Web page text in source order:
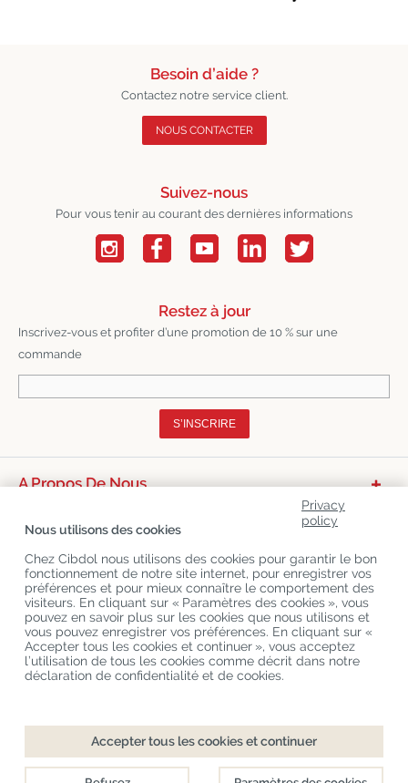
Besoin d’aide ?
Contactez notre service client.
NOUS CONTACTER
Suivez-nous
Pour vous tenir au courant des dernières informations
Restez à jour
Inscrivez-vous et profiter d’une promotion de 10 % sur une
commande
S’INSCRIRE
A Propos De Nous
Derniers Blogs
Privacy
policy
Nous utilisons des cookies
Chez Cibdol nous utilisons des cookies pour garantir le bon
fonctionnement de notre site internet, pour enregistrer vos
préférences et pour mieux connaître le comportement des
visiteurs. En cliquant sur « Paramètres des cookies », vous
pouvez en savoir plus sur les cookies que nous utilisons et
vous pouvez enregistrer vos préférences. En cliquant sur «
Accepter tous les cookies et continuer », vous acceptez
l’utilisation de tous les cookies comme décrit dans notre
déclaration de confidentialité et de cookies.
Accepter tous les cookies et continuer
Copyright©Cibdol Last updated 07-08-2026
Cibdol France, Place des Grands Hommes, 33000 Bordeaux, France
KvK: 76495035 VAT: NL860644923B01